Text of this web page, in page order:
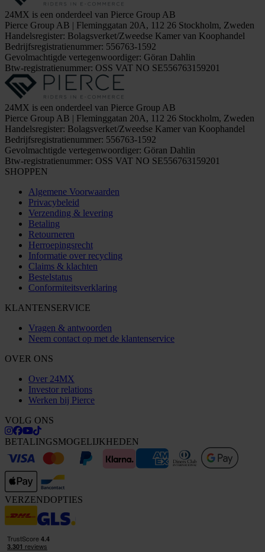
24MX is een onderdeel van Pierce Group AB
Pierce Group AB | Fleminggatan 20A, 112 26 Stockholm, Zweden
Handelsregister: Bolagsverket/Zweedse Kamer van Koophandel
Bedrijfsregistratienummer: 556763-1592
Gevolmachtigde vertegenwoordiger: Göran Dahlin
Btw-registratienummer: OSS VAT NO SE556763159201
24MX is een onderdeel van Pierce Group AB
Pierce Group AB | Fleminggatan 20A, 112 26 Stockholm, Zweden
Handelsregister: Bolagsverket/Zweedse Kamer van Koophandel
Bedrijfsregistratienummer: 556763-1592
Gevolmachtigde vertegenwoordiger: Göran Dahlin
Btw-registratienummer: OSS VAT NO SE556763159201
SHOPPEN
Algemene Voorwaarden
Privacybeleid
Verzending & levering
Betaling
Retourneren
Herroepingsrecht
Informatie over recycling
Claims & klachten
Bestelstatus
Conformiteitsverklaring
KLANTENSERVICE
Vragen & antwoorden
Neem contact op met de klantenservice
OVER ONS
Over 24MX
Investor relations
Werken bij Pierce
VOLG ONS
BETALINGSMOGELIJKHEDEN
VERZENDOPTIES